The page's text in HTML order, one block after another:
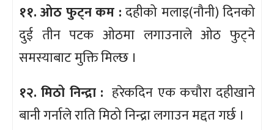
११. ओठ फुट्न कम :दहीको मलाइ(नौनी) दिनको
दुई तीन पटक ओठमा लगाउनाले ओठ फुट्ने
समस्याबाट मुक्ति मिल्छ ।
१२. मिठो निन्द्रा : हरेकदिन एक कचौरा दहीखाने
बानी गर्नाले राति मिठो निन्द्रा लगाउन मद्दत गर्छ ।